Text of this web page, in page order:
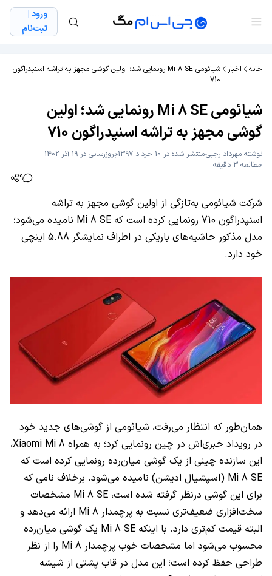
ورود |
ثبت‌نام
خانه اخبار
شیائومی Mi 8 SE رونمایی شد؛ اولین گوشی مجهز به تراشه اسنپدراگون
710
شیائومی Mi 8 SE رونمایی شد؛ اولین
گوشی مجهز به تراشه اسنپدراگون 710
نوشته مهرداد رجبیمنتشر شده در 10 خرداد 1397
بروزرسانی در 19 آذر 1402
مطالعه 3 دقیقه
9
شرکت شیائومی به‌تازگی از اولین گوشی مجهز به تراشه
اسنپدراگون 710 رونمایی کرده است که Mi 8 SE نامیده می‌شود؛
مدل مذکور حاشیه‌های باریکی در اطراف نمایشگر 5.88 اینچی
خود دارد.
همان‌طور که انتظار می‌رفت، شیائومی از گوشی‌های جدید خود
در رویداد خبری‌اش در چین رونمایی کرد؛ به همراه Xiaomi Mi 8،
این سازنده چینی از یک گوشی میان‌رده رونمایی کرده است که
Mi 8 SE (اسپشیال ادیشن) نامیده می‌شود. برخلاف نامی که
برای این گوشی درنظر گرفته شده است، Mi 8 SE مشخصات
سخت‌افزاری ضعیف‌تری نسبت به پرچمدار Mi 8 ارائه می‌دهد و
البته قیمت کم‌تری دارد. با اینکه Mi 8 SE یک گوشی میان‌رده
محسوب می‌شود اما مشخصات خوب پرچمدار Mi 8 را از نظر
طراحی حفظ کرده است؛ این مدل در قاب پشتی از شیشه